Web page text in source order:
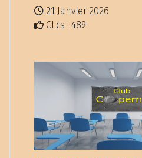
21 Janvier 2026
Clics : 489